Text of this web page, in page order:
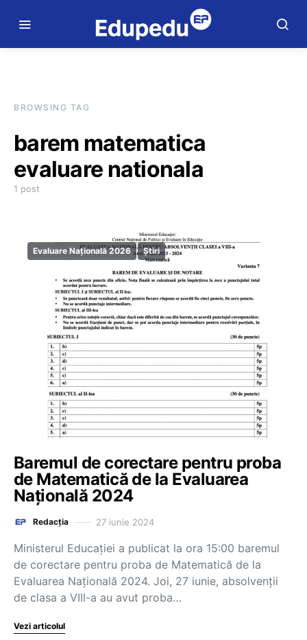
BROWSING TAG
barem matematica
evaluare nationala
1 post
Evaluare Națională 2026 Știri
Baremul de corectare pentru proba
de Matematică de la Evaluarea
Națională 2024
Redacția 27 iunie 2024
Ministerul Educației a publicat la ora 15:00 baremul
de corectare pentru proba de Matematică de la
Evaluarea Națională 2024. Joi, 27 iunie, absolvenții
de clasa a VIII-a au avut proba…
Vezi articolul